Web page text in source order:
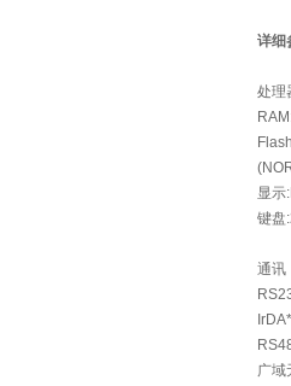
详细
处理
显示
键盘
通讯
广域